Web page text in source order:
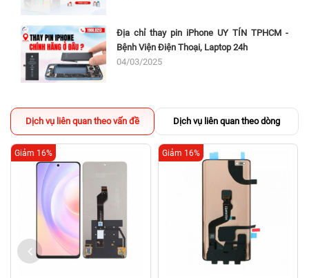
Địa chỉ thay pin iPhone UY TÍN TPHCM -
Bệnh Viện Điện Thoại, Laptop 24h
04/03/2025
Dịch vụ liên quan theo vấn đề Dịch vụ liên quan theo dòng
Giảm 16% Giảm 16%